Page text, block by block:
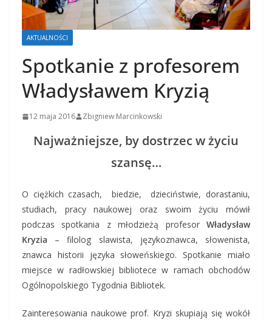
AKTUALNOŚCI
Spotkanie z profesorem
Władysławem Kryzią
12 maja 2016 Zbigniew Marcinkowski
Najważniejsze, by dostrzec w życiu
szansę…
O ciężkich czasach, biedzie, dzieciństwie, dorastaniu,
studiach, pracy naukowej oraz swoim życiu mówił
podczas spotkania z młodzieżą profesor Władysław
Kryzia – filolog slawista, językoznawca, słowenista,
znawca historii języka słoweńskiego. Spotkanie miało
miejsce w radłowskiej bibliotece w ramach obchodów
Ogólnopolskiego Tygodnia Bibliotek.
Zainteresowania naukowe prof. Kryzi skupiają się wokół